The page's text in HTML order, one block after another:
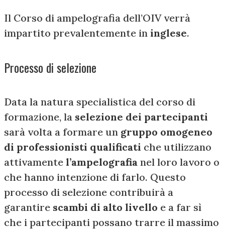
Il Corso di ampelografia dell’OIV verrà
impartito prevalentemente in inglese.
Processo di selezione
Data la natura specialistica del corso di
formazione, la selezione dei partecipanti
sarà volta a formare un gruppo omogeneo
di professionisti qualificati che utilizzano
attivamente l’ampelografia nel loro lavoro o
che hanno intenzione di farlo. Questo
processo di selezione contribuirà a
garantire scambi di alto livello e a far sì
che i partecipanti possano trarre il massimo